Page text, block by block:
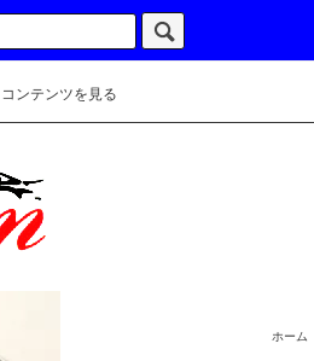
コンテンツを見る
ホーム